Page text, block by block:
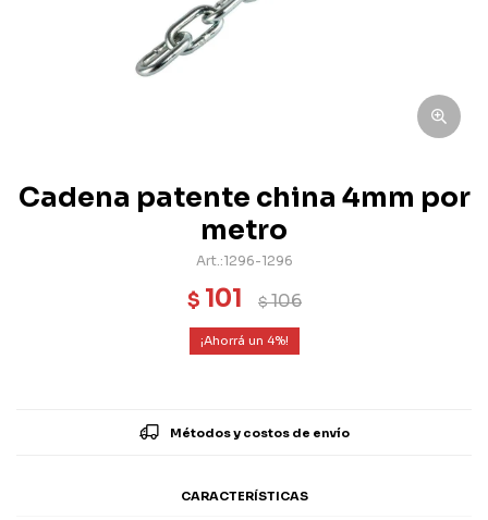
Cadena patente china 4mm por
metro
1296-1296
$ 101 $106
4
Métodos y costos de envío
CARACTERÍSTICAS